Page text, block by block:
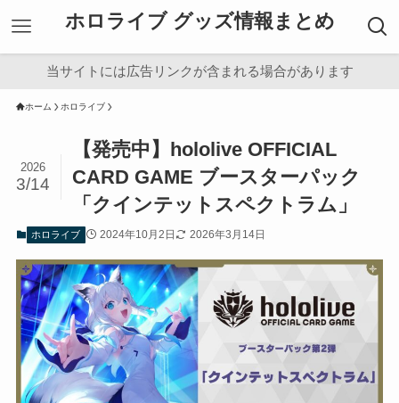
ホロライブ グッズ情報まとめ
当サイトには広告リンクが含まれる場合があります
ホーム ホロライブ
【発売中】hololive OFFICIAL
CARD GAME ブースターパック
「クインテットスペクトラム」
2026
3/14
ホロライブ 2024年10月2日 2026年3月14日